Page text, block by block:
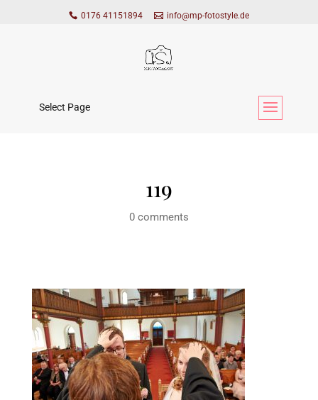
0176 41151894 info@mp-fotostyle.de
Select Page
119
0 comments